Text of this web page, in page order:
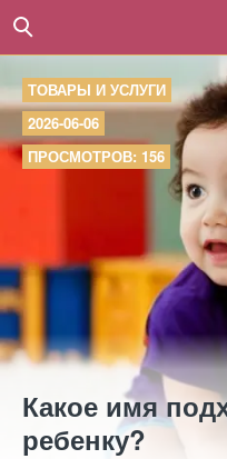
ТОВАРЫ И УСЛУГИ
2026-06-06
ПРОСМОТРОВ: 156
Какое имя
ребенку?